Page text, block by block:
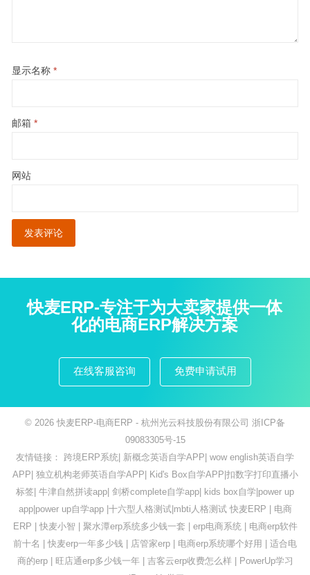
显示名称 *
邮箱 *
网站
快麦ERP-专注于为大卖家提供一体
化的电商ERP解决方案
在线客服咨询 免费申请试用
© 2026 快麦ERP-电商ERP - 杭州光云科技股份有限公司 浙ICP备
09083305号-15
友情链接： 跨境ERP系统 新概念英语自学APP wow english英语自学
APP 独立机构老师英语自学APP Kid's Box自学APP 扣数字打印直播小
标签 牛津自然拼读app 剑桥complete自学app kids box自学 power up
app| power up自学app| 十六型人格测试 mbti人格测试 快麦ERP
电商
ERP
快麦小智 聚水潭erp系统多少钱一套 erp电商系统
电商erp软件
前十名
快麦erp一年多少钱 店管家erp 电商erp系统哪个好用
适合电
商的erp| 旺店通erp多少钱一年| 吉客云erp收费怎么样|
PowerUp学习